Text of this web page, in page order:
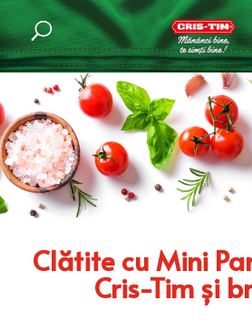
Clătite cu Mini
Cris-Tim și